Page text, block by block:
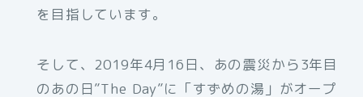
を目指しています。
そして、2019年4月16日、あの震災から3年目
のあの日”The Day”に「すずめの湯」がオープ